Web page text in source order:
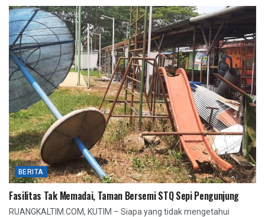
BERITA
Fasilitas Tak Memadai, Taman Bersemi STQ Sepi Pengunjung
RUANGKALTIM.COM, KUTIM – Siapa yang tidak mengetahui